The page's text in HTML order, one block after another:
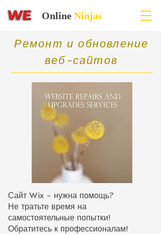
Online Ninjas
Ремонт и обновление
веб-сайтов
Сайт Wix - нужна помощь?
Не тратьте время на
самостоятельные попытки!
Обратитесь к профессионалам!